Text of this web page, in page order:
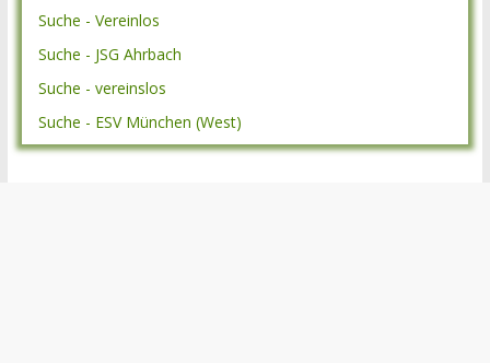
Suche - Vereinlos
Suche - JSG Ahrbach
Suche - vereinslos
Suche - ESV München (West)